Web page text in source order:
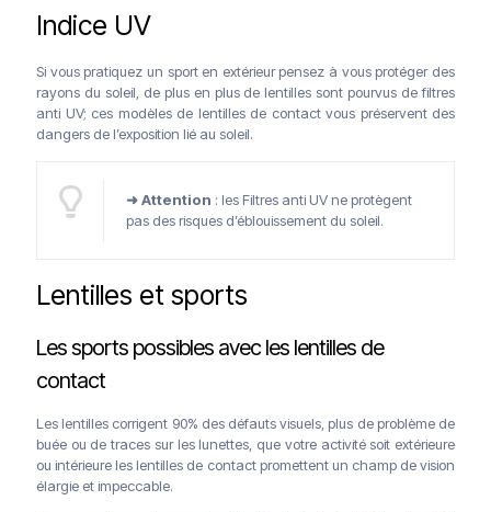
Indice UV
Si vous pratiquez un sport en extérieur pensez à vous protéger des
rayons du soleil, de plus en plus de lentilles sont pourvus de filtres
anti UV; ces modèles de lentilles de contact vous préservent des
dangers de l’exposition lié au soleil.
➜ Attention : les Filtres anti UV ne protègent
pas des risques d’éblouissement du soleil.
Lentilles et sports
Les sports possibles avec les lentilles de
contact
Les lentilles corrigent 90% des défauts visuels, plus de problème de
buée ou de traces sur les lunettes, que votre activité soit extérieure
ou intérieure les lentilles de contact promettent un champ de vision
élargie et impeccable.